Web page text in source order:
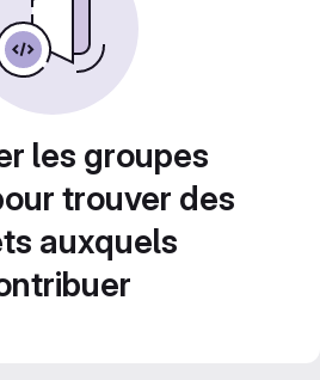
les groupes
trouver des
auxquels